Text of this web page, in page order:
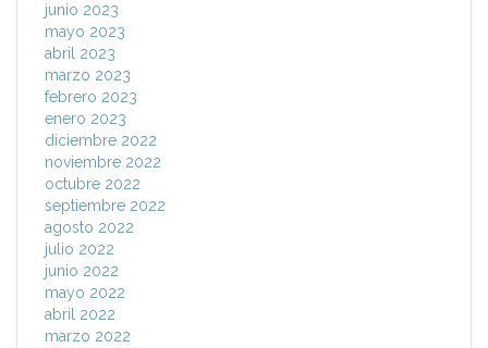
junio 2023
mayo 2023
abril 2023
marzo 2023
febrero 2023
enero 2023
diciembre 2022
noviembre 2022
octubre 2022
septiembre 2022
agosto 2022
julio 2022
junio 2022
mayo 2022
abril 2022
marzo 2022